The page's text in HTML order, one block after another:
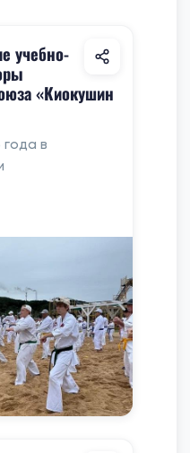
учебно-
«Киокушин
года в